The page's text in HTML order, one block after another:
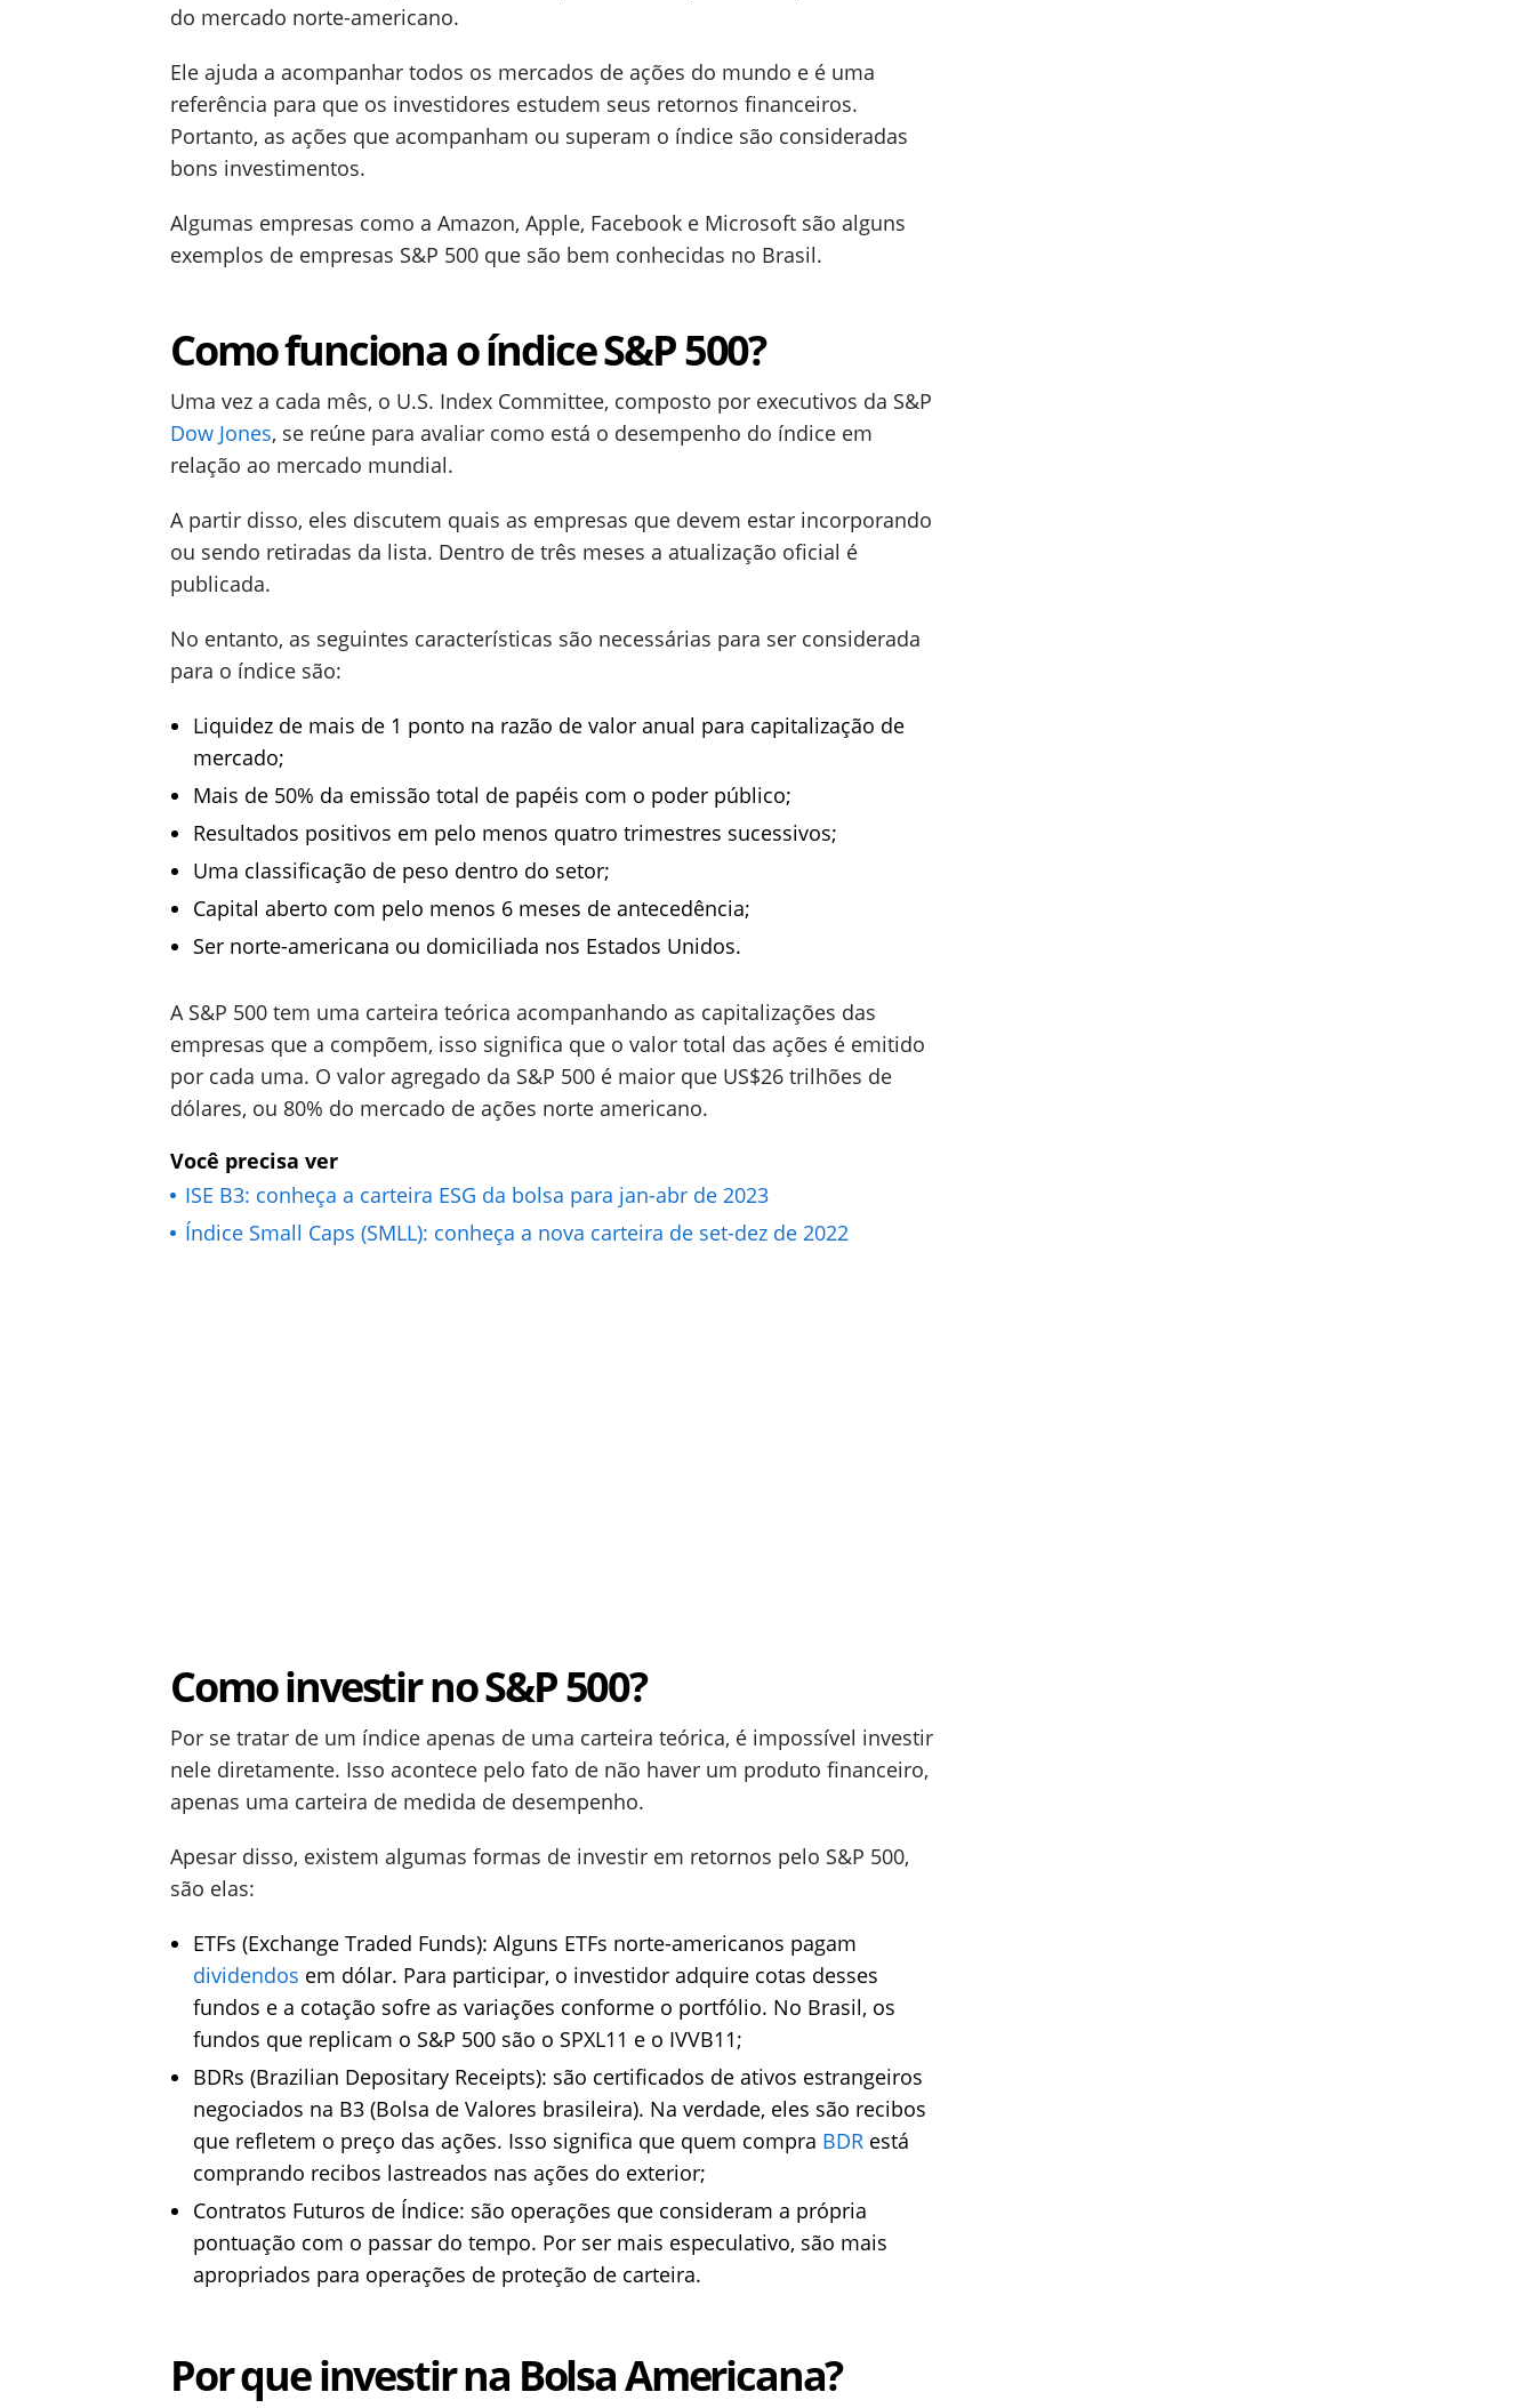
do mercado norte-americano.
Ele ajuda a acompanhar todos os mercados de ações do mundo e é uma
referência para que os investidores estudem seus retornos financeiros.
Portanto, as ações que acompanham ou superam o índice são consideradas
bons investimentos.
Algumas empresas como a Amazon, Apple, Facebook e Microsoft são alguns
exemplos de empresas S&P 500 que são bem conhecidas no Brasil.
Como funciona o índice S&P 500?
Uma vez a cada mês, o U.S. Index Committee, composto por executivos da S&P
Dow Jones, se reúne para avaliar como está o desempenho do índice em
relação ao mercado mundial.
A partir disso, eles discutem quais as empresas que devem estar incorporando
ou sendo retiradas da lista. Dentro de três meses a atualização oficial é
publicada.
No entanto, as seguintes características são necessárias para ser considerada
para o índice são:
Liquidez de mais de 1 ponto na razão de valor anual para capitalização de
mercado;
Mais de 50% da emissão total de papéis com o poder público;
Resultados positivos em pelo menos quatro trimestres sucessivos;
Uma classificação de peso dentro do setor;
Capital aberto com pelo menos 6 meses de antecedência;
Ser norte-americana ou domiciliada nos Estados Unidos.
A S&P 500 tem uma carteira teórica acompanhando as capitalizações das
empresas que a compõem, isso significa que o valor total das ações é emitido
por cada uma. O valor agregado da S&P 500 é maior que US$26 trilhões de
dólares, ou 80% do mercado de ações norte americano.
Você precisa ver
ISE B3: conheça a carteira ESG da bolsa para jan-abr de 2023
Índice Small Caps (SMLL): conheça a nova carteira de set-dez de 2022
Como investir no S&P 500?
Por se tratar de um índice apenas de uma carteira teórica, é impossível investir
nele diretamente. Isso acontece pelo fato de não haver um produto financeiro,
apenas uma carteira de medida de desempenho.
Apesar disso, existem algumas formas de investir em retornos pelo S&P 500,
são elas:
ETFs (Exchange Traded Funds): Alguns ETFs norte-americanos pagam
dividendos em dólar. Para participar, o investidor adquire cotas desses
fundos e a cotação sofre as variações conforme o portfólio. No Brasil, os
fundos que replicam o S&P 500 são o SPXL11 e o IVVB11;
BDRs (Brazilian Depositary Receipts): são certificados de ativos estrangeiros
negociados na B3 (Bolsa de Valores brasileira). Na verdade, eles são recibos
que refletem o preço das ações. Isso significa que quem compra BDR está
comprando recibos lastreados nas ações do exterior;
Contratos Futuros de Índice: são operações que consideram a própria
pontuação com o passar do tempo. Por ser mais especulativo, são mais
apropriados para operações de proteção de carteira.
Por que investir na Bolsa Americana?